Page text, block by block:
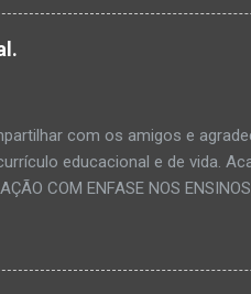
com os amigos e
educacional e de vida.
COM ENFASE NOS